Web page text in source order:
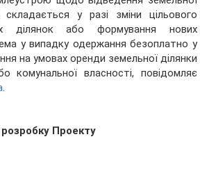
у разі зміни цільового
ділянок або формування нових
у випадку одержання безоплатно у
на умовах оренди земельної ділянки
комунальної власності, повідомляє
.
Проекту